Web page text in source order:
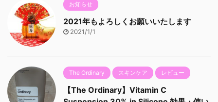
お知らせ
2021年もよろしくお願いいたします
2021/1/1
The Ordinary スキンケア レビュー
【The Ordinary】Vitamin C